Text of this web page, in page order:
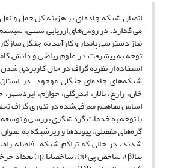
اتصال شبکه جاده ای بر هزینه کل حمل و
می گذارد. در روش‌های ارزیابی سنتی،
نیاز دسترسی پایدار و کارآمد به جنگل
توجه به پیشرفت در علوم ریاضی و دانش
استفاده از نظریه گراف در حال کاربردی شدن
شبکه‌های جاده‌ای جنگلی موجود در
خان، زارع، تالار، اندرگلی، جوارم،
اساس مفاهیم معرفی‌شده در تئوری گراف
با توجه به خدمات گردشگری بررسی و
گره‌های مفصلی، پیوندها و زیرشبکه به